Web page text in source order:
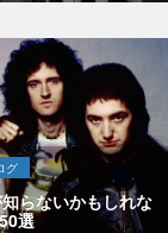
グ
らないかもしれな
選